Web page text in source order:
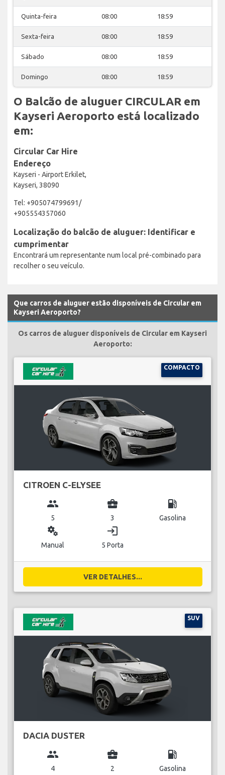
Quinta-feira 08:00 18:59
Sexta-feira 08:00 18:59
Sábado 08:00 18:59
Domingo 08:00 18:59
O Balcão de aluguer CIRCULAR em
Kayseri Aeroporto está localizado
em:
Circular Car Hire
Endereço
Kayseri - Airport Erkilet,
Kayseri, 38090
Tel: +905074799691/
+905554357060
Localização do balcão de aluguer: Identificar e
cumprimentar
Encontrará um representante num local pré-combinado para
recolher o seu veículo.
Que carros de aluguer estão disponíveis de Circular em
Kayseri Aeroporto?
Os carros de aluguer disponíveis de Circular em Kayseri
Aeroporto:
COMPACTO
CITROEN C-ELYSEE
group
5
business_center
3
local_gas_station
Gasolina
miscellaneous_services
Manual
login
5 Porta
VER DETALHES...
SUV
DACIA DUSTER
group
4
business_center
2
local_gas_station
Gasolina